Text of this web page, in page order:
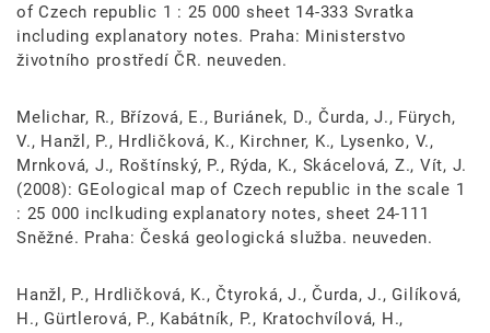
of Czech republic 1 : 25 000 sheet 14-333 Svratka
including explanatory notes. Praha: Ministerstvo
životního prostředí ČR. neuveden.
Melichar, R., Břízová, E., Buriánek, D., Čurda, J., Fürych,
V., Hanžl, P., Hrdličková, K., Kirchner, K., Lysenko, V.,
Mrnková, J., Roštínský, P., Rýda, K., Skácelová, Z., Vít, J.
(2008): GEological map of Czech republic in the scale 1
: 25 000 inclkuding explanatory notes, sheet 24-111
Sněžné. Praha: Česká geologická služba. neuveden.
Hanžl, P., Hrdličková, K., Čtyroká, J., Čurda, J., Gilíková,
H., Gürtlerová, P., Kabátník, P., Kratochvílová, H.,